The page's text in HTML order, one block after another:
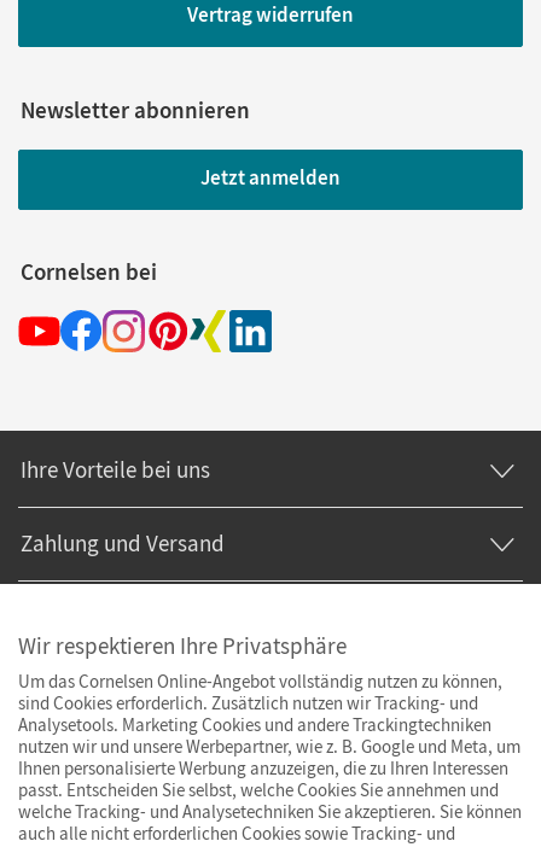
Vertrag widerrufen
Newsletter abonnieren
Jetzt anmelden
Cornelsen bei
Ihre Vorteile bei uns
Zahlung und Versand
Wir respektieren Ihre Privatsphäre
Um das Cornelsen Online-Angebot vollständig nutzen zu können,
sind Cookies erforderlich. Zusätzlich nutzen wir Tracking- und
Analysetools. Marketing Cookies und andere Trackingtechniken
nutzen wir und unsere Werbepartner, wie z. B. Google und Meta, um
Ihnen personalisierte Werbung anzuzeigen, die zu Ihren Interessen
passt. Entscheiden Sie selbst, welche Cookies Sie annehmen und
welche Tracking- und Analysetechniken Sie akzeptieren. Sie können
auch alle nicht erforderlichen Cookies sowie Tracking- und